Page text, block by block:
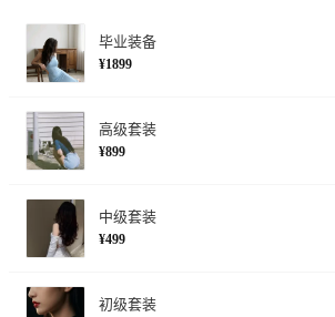
毕业装备
¥1899
高级套装
¥899
中级套装
¥499
初级套装